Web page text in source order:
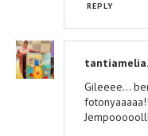
REPLY
Gileeee...